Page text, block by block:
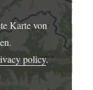
Karte von
policy.